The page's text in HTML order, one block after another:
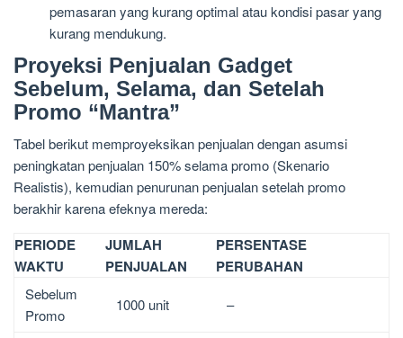
pemasaran yang kurang optimal atau kondisi pasar yang
kurang mendukung.
Proyeksi Penjualan Gadget
Sebelum, Selama, dan Setelah
Promo “Mantra”
Tabel berikut memproyeksikan penjualan dengan asumsi
peningkatan penjualan 150% selama promo (Skenario
Realistis), kemudian penurunan penjualan setelah promo
berakhir karena efeknya mereda:
PERIODE
WAKTU
JUMLAH
PENJUALAN
PERSENTASE
PERUBAHAN
Sebelum
Promo
1000 unit –